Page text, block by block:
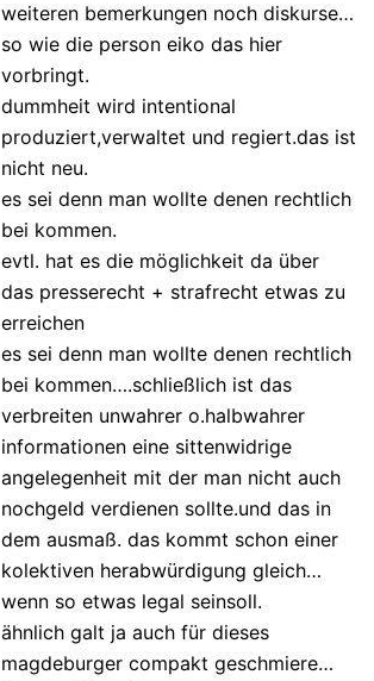
weiteren bemerkungen noch diskurse…
so wie die person eiko das hier
vorbringt.
dummheit wird intentional
produziert,verwaltet und regiert.das ist
nicht neu.
es sei denn man wollte denen rechtlich
bei kommen.
evtl. hat es die möglichkeit da über
das presserecht + strafrecht etwas zu
erreichen
es sei denn man wollte denen rechtlich
bei kommen….schließlich ist das
verbreiten unwahrer o.halbwahrer
informationen eine sittenwidrige
angelegenheit mit der man nicht auch
nochgeld verdienen sollte.und das in
dem ausmaß. das kommt schon einer
kolektiven herabwürdigung gleich…
wenn so etwas legal seinsoll.
ähnlich galt ja auch für dieses
magdeburger compakt geschmiere…